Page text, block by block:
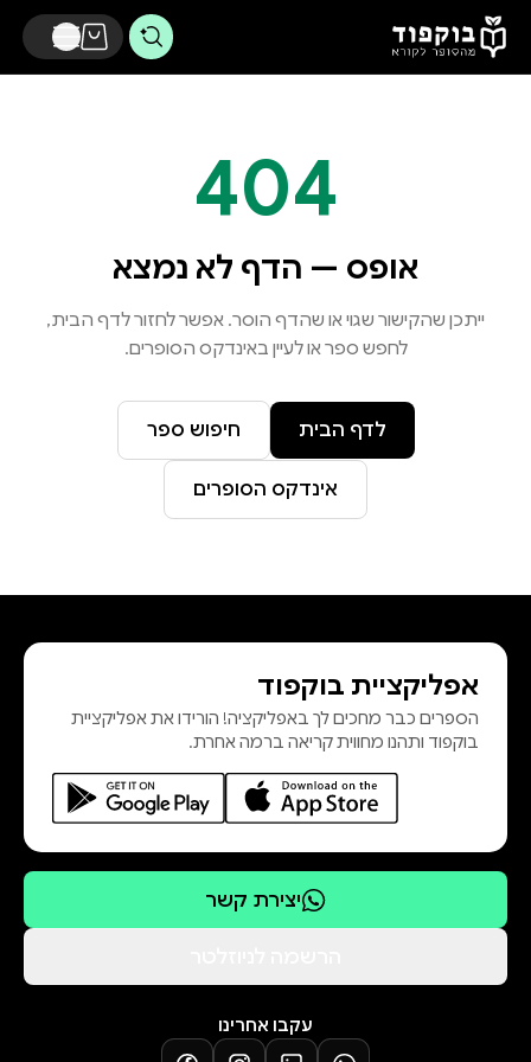
דלג לתוכן הראשי
404
אופס — הדף לא נמצא
ייתכן שהקישור שגוי או שהדף הוסר. אפשר לחזור לדף הבית,
לחפש ספר או לעיין באינדקס הסופרים.
לדף הבית חיפוש ספר
אינדקס הסופרים
אפליקציית בוקפוד
הספרים כבר מחכים לך באפליקציה! הורידו את אפליקציית
בוקפוד ותהנו מחווית קריאה ברמה אחרת.
יצירת קשר
עקבו אחרינו